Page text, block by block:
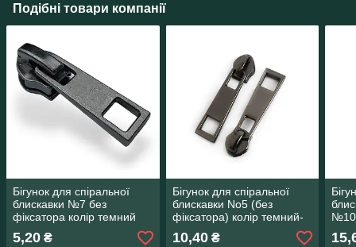
Подібні товари компанії
Бігунок для спіральної
блискавки №7 без
фіксатора колір темний
нікель #2
5,20 ₴
Бігунок для спіральної
блискавки No5 (без
фіксатора) колір темний-
нікель No2
10,40₴
№10